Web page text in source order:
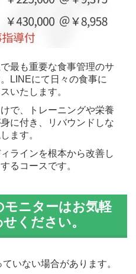
最も重要な食事管理のサ
LINEにて日々の食事に
いたします。
で、トレーニングや栄養
に付き、リバウンドしな
ます。
ラインを根本から改善し
るコースです。
ニターはお気軽
ください。
いない場合があります。